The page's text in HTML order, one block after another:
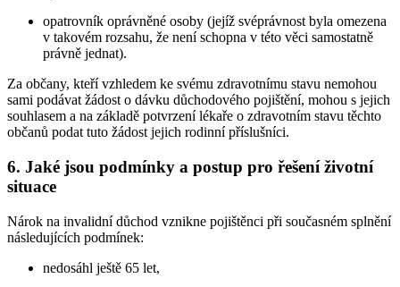
opatrovník oprávněné osoby (jejíž svéprávnost byla omezena
v takovém rozsahu, že není schopna v této věci samostatně
právně jednat).
Za občany, kteří vzhledem ke svému zdravotnímu stavu nemohou
sami podávat žádost o dávku důchodového pojištění, mohou s jejich
souhlasem a na základě potvrzení lékaře o zdravotním stavu těchto
občanů podat tuto žádost jejich rodinní příslušníci.
6. Jaké jsou podmínky a postup pro řešení životní
situace
Nárok na invalidní důchod vznikne pojištěnci při současném splnění
následujících podmínek:
nedosáhl ještě 65 let,